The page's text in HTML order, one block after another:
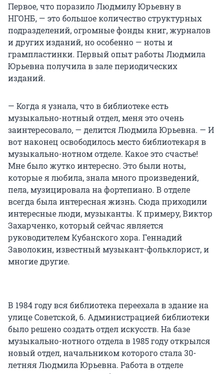
Первое, что поразило Людмилу Юрьевну в
НГОНБ, — это большое количество структурных
подразделений, огромные фонды книг, журналов
и других изданий, но особенно — ноты и
грампластинки. Первый опыт работы Людмила
Юрьевна получила в зале периодических
изданий.
— Когда я узнала, что в библиотеке есть
музыкально-нотный отдел, меня это очень
заинтересовало, — делится Людмила Юрьевна. — И
вот наконец освободилось место библиотекаря в
музыкально-нотном отделе. Какое это счастье!
Мне было жутко интересно. Это были ноты,
которые я любила, знала много произведений,
пела, музицировала на фортепиано. В отделе
всегда была интересная жизнь. Сюда приходили
интересные люди, музыканты. К примеру, Виктор
Захарченко, который сейчас является
руководителем Кубанского хора. Геннадий
Заволокин, известный музыкант-фольклорист, и
многие другие.
В 1984 году вся библиотека переехала в здание на
улице Советской, 6. Администрацией библиотеки
было решено создать отдел искусств. На базе
музыкально-нотного отдела в 1985 году открылся
новый отдел, начальником которого стала 30-
летняя Людмила Юрьевна. Работа в отделе